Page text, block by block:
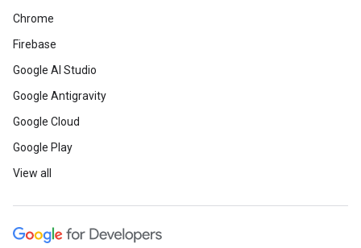
Chrome
Firebase
Google AI Studio
Google Antigravity
Google Cloud
Google Play
View all